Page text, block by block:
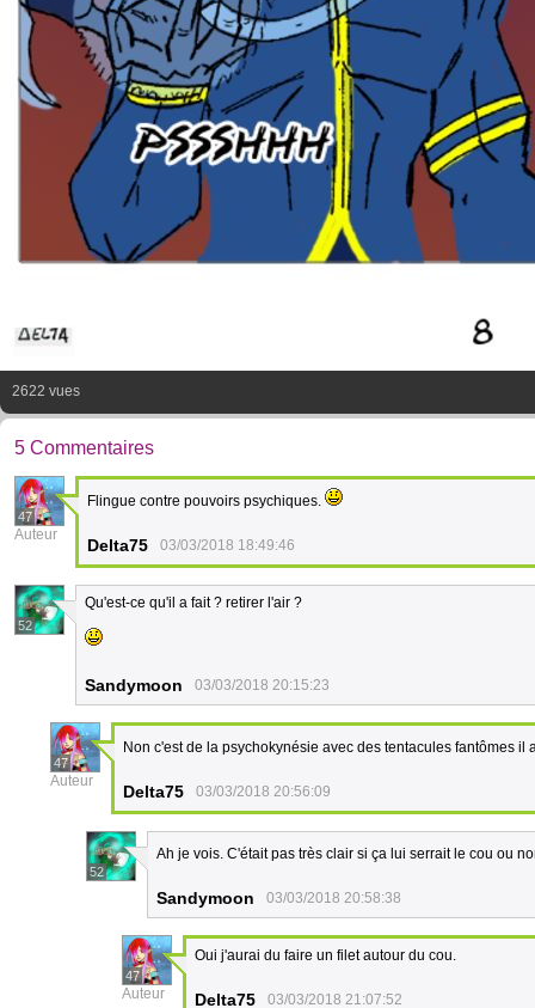
2622 vues
5 Commentaires
47
Auteur
Flingue contre pouvoirs psychiques.
Delta75 03/03/2018 18:49:46
52
Qu'est-ce qu'il a fait ? retirer l'air ?
Sandymoon 03/03/2018 20:15:23
47
Auteur
Non c'est de la psychokynésie avec des tentacules fantômes
Delta75 03/03/2018 20:56:09
52
Ah je vois. C'était pas très clair si ça lui serrait le cou ou
Sandymoon 03/03/2018 20:58:38
47
Auteur
Oui j'aurai du faire un filet autour du cou.
Delta75 03/03/2018 21:07:52